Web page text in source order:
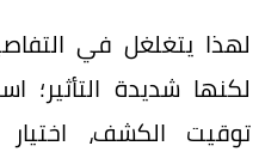
لهذا يتغلغل في
لكنها شديدة التأثير؛
توقيت الكشف، اختيار